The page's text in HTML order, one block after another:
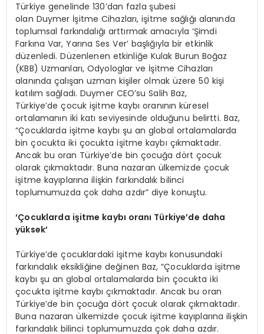
Türkiye genelinde 130’dan fazla şubesi
olan Duymer İşitme Cihazları, işitme sağlığı alanında
toplumsal farkındalığı arttırmak amacıyla ‘Şimdi
Farkına Var, Yarına Ses Ver’ başlığıyla bir etkinlik
düzenledi. Düzenlenen etkinliğe Kulak Burun Boğaz
(KBB) Uzmanları, Odyologlar ve İşitme Cihazları
alanında çalışan uzman kişiler olmak üzere 50 kişi
katılım sağladı. Duymer CEO’su Salih Baz,
Türkiye’de çocuk işitme kaybı oranının küresel
ortalamanın iki katı seviyesinde olduğunu belirtti. Baz,
“Çocuklarda işitme kaybı şu an global ortalamalarda
bin çocukta iki çocukta işitme kaybı çıkmaktadır.
Ancak bu oran Türkiye’de bin çocuğa dört çocuk
olarak çıkmaktadır. Buna nazaran ülkemizde çocuk
işitme kayıplarına ilişkin farkındalık bilinci
toplumumuzda çok daha azdır” diye konuştu.
‘Çocuklarda işitme kaybı oranı Türkiye’de daha
yüksek’
Türkiye’de çocuklardaki işitme kaybı konusundaki
farkındalık eksikliğine değinen Baz, “Çocuklarda işitme
kaybı şu an global ortalamalarda bin çocukta iki
çocukta işitme kaybı çıkmaktadır. Ancak bu oran
Türkiye’de bin çocuğa dört çocuk olarak çıkmaktadır.
Buna nazaran ülkemizde çocuk işitme kayıplarına ilişkin
farkındalık bilinci toplumumuzda çok daha azdır.